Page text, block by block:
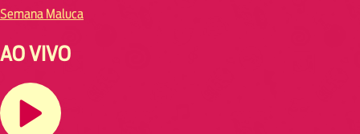
Semana Maluca
AO VIVO